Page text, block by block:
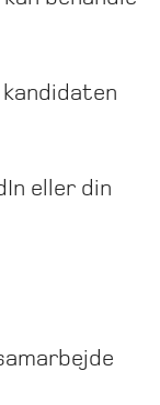
eller din